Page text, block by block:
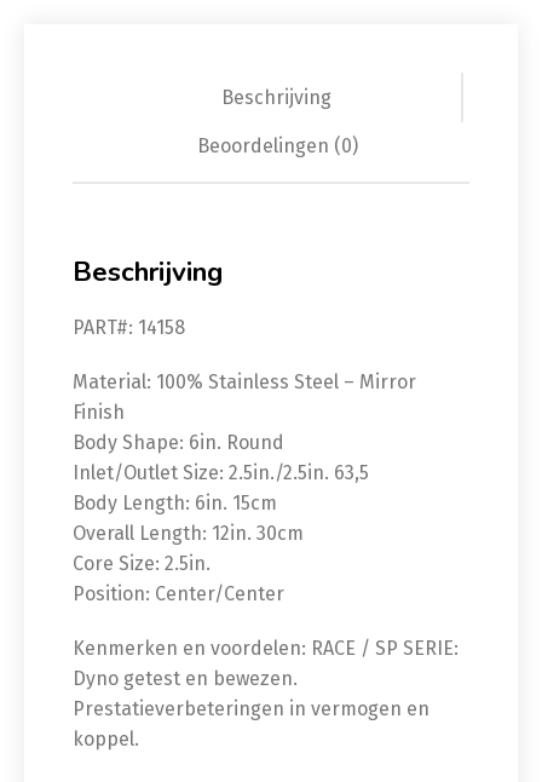
Beschrijving
Beoordelingen (0)
Beschrijving
PART#: 14158
Material: 100% Stainless Steel – Mirror
Finish
Body Shape: 6in. Round
Inlet/Outlet Size: 2.5in./2.5in. 63,5
Body Length: 6in. 15cm
Overall Length: 12in. 30cm
Core Size: 2.5in.
Position: Center/Center
Kenmerken en voordelen: RACE / SP SERIE:
Dyno getest en bewezen.
Prestatieverbeteringen in vermogen en
koppel.